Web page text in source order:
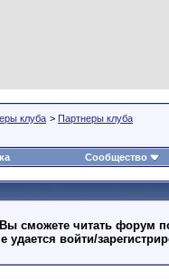
клуба > Партнеры клуба
Сообщество
сможете читать форум
войти/